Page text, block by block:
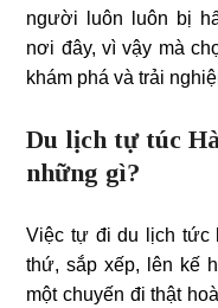
người luôn luôn bị
nơi đây, vì vậy mà
khám phá và trải
Du lịch tự túc
những gì?
Việc tự đi du lịch tức
thứ, sắp xếp, lên kế
một chuyến đi thật